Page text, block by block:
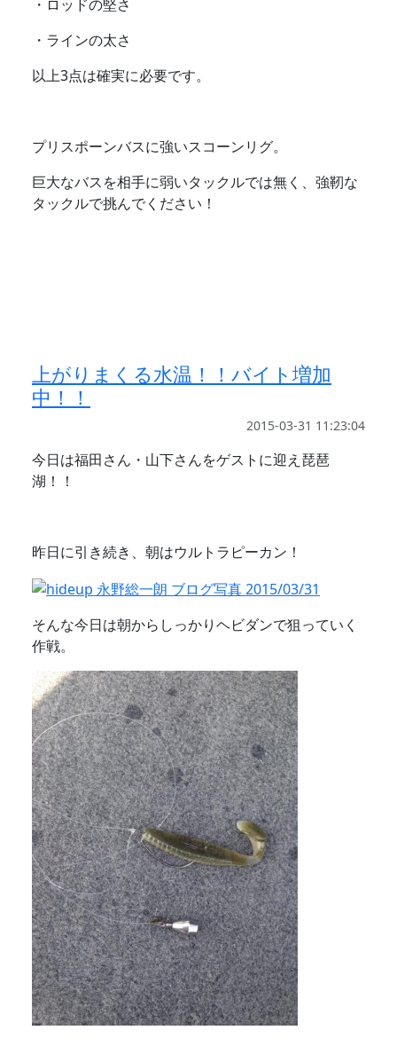
・ロッドの堅さ
・ラインの太さ
以上3点は確実に必要です。
プリスポーンバスに強いスコーンリグ。
巨大なバスを相手に弱いタックルでは無く、強靭な
タックルで挑んでください！
上がりまくる水温！！バイト増加
中！！
2015-03-31 11:23:04
今日は福田さん・山下さんをゲストに迎え琵琶
湖！！
昨日に引き続き、朝はウルトラピーカン！
そんな今日は朝からしっかりヘビダンで狙っていく
作戦。